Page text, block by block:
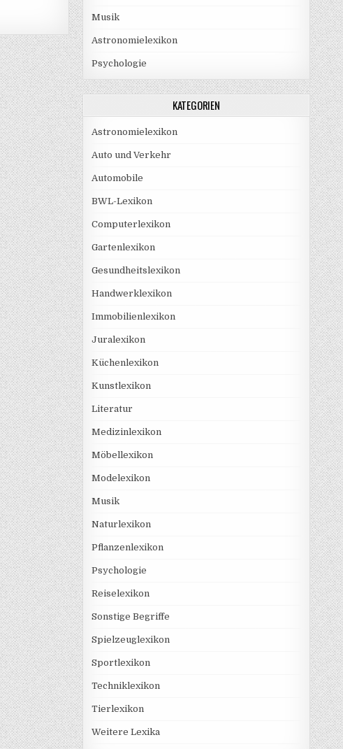
Musik
Astronomielexikon
Psychologie
KATEGORIEN
Astronomielexikon
Auto und Verkehr
Automobile
BWL-Lexikon
Computerlexikon
Gartenlexikon
Gesundheitslexikon
Handwerklexikon
Immobilienlexikon
Juralexikon
Küchenlexikon
Kunstlexikon
Literatur
Medizinlexikon
Möbellexikon
Modelexikon
Musik
Naturlexikon
Pflanzenlexikon
Psychologie
Reiselexikon
Sonstige Begriffe
Spielzeuglexikon
Sportlexikon
Techniklexikon
Tierlexikon
Weitere Lexika